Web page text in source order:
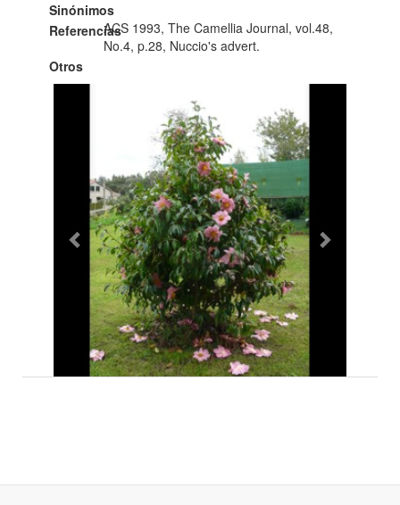
Sinónimos
ReferenciasACS 1993, The Camellia Journal, vol.48,
No.4, p.28, Nuccio's advert.
Otros